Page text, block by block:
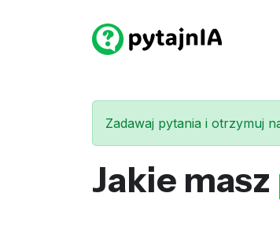
Zadawaj pytania i otrzymuj
Jakie masz